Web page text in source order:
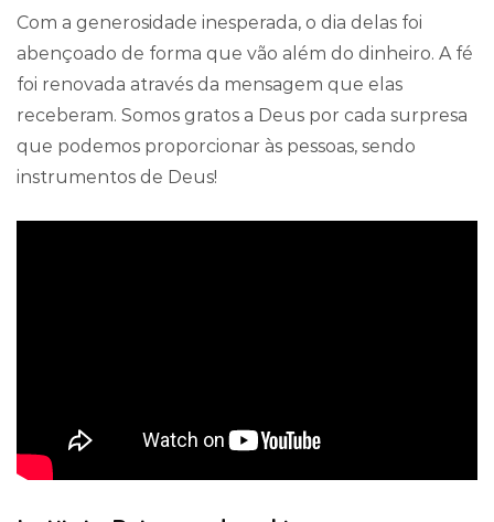
Com a generosidade inesperada, o dia delas foi
abençoado de forma que vão além do dinheiro. A fé
foi renovada através da mensagem que elas
receberam. Somos gratos a Deus por cada surpresa
que podemos proporcionar às pessoas, sendo
instrumentos de Deus!